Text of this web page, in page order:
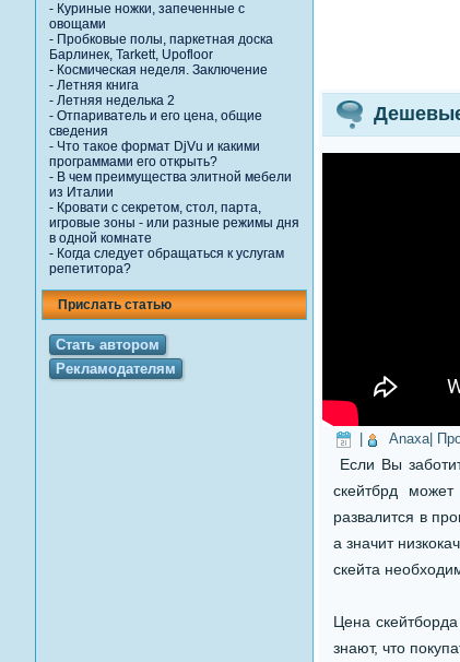
- Куриные ножки, запеченные с
овощами
- Пробковые полы, паркетная доска
Барлинек, Tarkett, Upofloor
- Космическая неделя. Заключение
- Летняя книга
- Летняя неделька 2
- Отпариватель и его цена, общие
сведения
- Что такое формат DjVu и какими
программами его открыть?
- В чем преимущества элитной мебели
из Италии
- Кровати с секретом, стол, парта,
игровые зоны - или разные режимы дня
в одной комнате
- Когда следует обращаться к услугам
репетитора?
Прислать статью
Стать автором
Рекламодателям
Anaxa|
Если Вы
скейтбрд
развалится в
а значит
скейта
Цена
знают, что